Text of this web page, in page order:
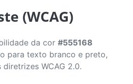
(WCAG)
da cor #555168
para texto branco e preto,
WCAG 2.0.